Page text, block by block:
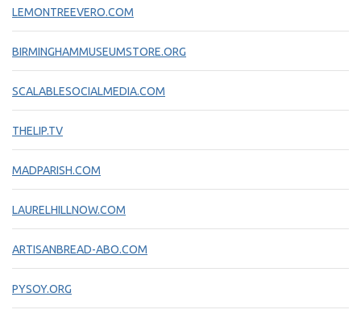
LEMONTREEVERO.COM
BIRMINGHAMMUSEUMSTORE.ORG
SCALABLESOCIALMEDIA.COM
THELIP.TV
MADPARISH.COM
LAURELHILLNOW.COM
ARTISANBREAD-ABO.COM
PYSOY.ORG